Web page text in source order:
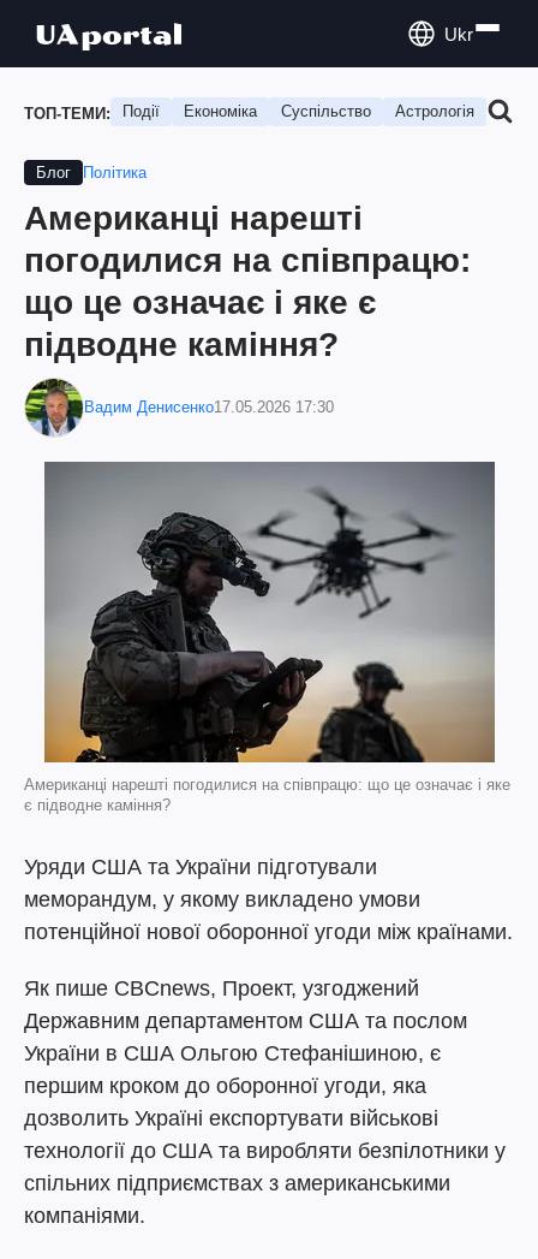
Ukr
ТОП-ТЕМИ: Події Економіка Суспільство Астрологія
Блог Політика
Американці нарешті
погодилися на співпрацю:
що це означає і яке є
підводне каміння?
Вадим Денисенко17.05.2026 17:30
Американці нарешті погодилися на співпрацю: що це означає і яке
є підводне каміння?
Уряди США та України підготували
меморандум, у якому викладено умови
потенційної нової оборонної угоди між країнами.
Як пише CBCnews, Проект, узгоджений
Державним департаментом США та послом
України в США Ольгою Стефанішиною, є
першим кроком до оборонної угоди, яка
дозволить Україні експортувати військові
технології до США та виробляти безпілотники у
спільних підприємствах з американськими
компаніями.